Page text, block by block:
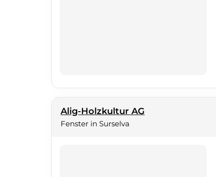
Alig-Holzkultur AG
Fenster in Surselva